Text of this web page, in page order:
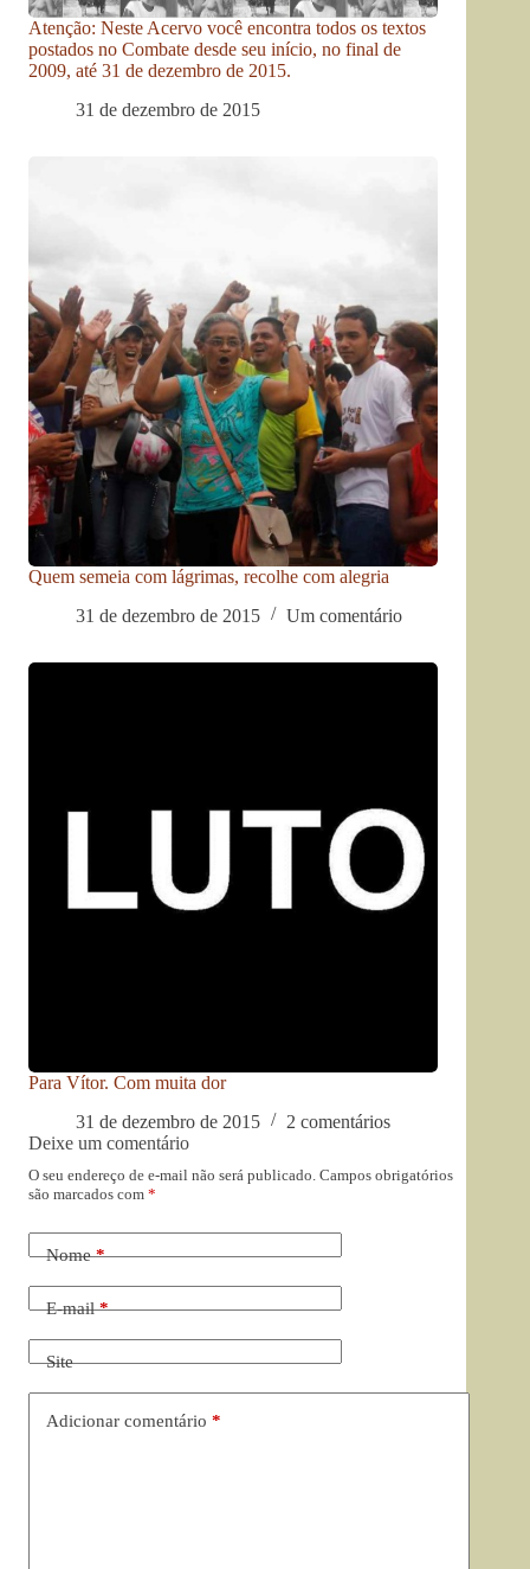
Atenção: Neste Acervo você encontra todos os textos
postados no Combate desde seu início, no final de
2009, até 31 de dezembro de 2015.
31 de dezembro de 2015
Quem semeia com lágrimas, recolhe com alegria
31 de dezembro de 2015
Um comentário
Para Vítor. Com muita dor
31 de dezembro de 2015
2 comentários
Deixe um comentário
O seu endereço de e-mail não será publicado. Campos obrigatórios
são marcados com *
Nome*
E-mail*
Site
Adicionar comentário *